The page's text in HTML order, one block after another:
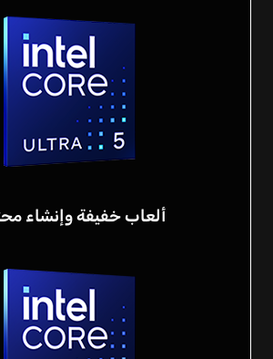
ألعاب خفيفة وإنشاء